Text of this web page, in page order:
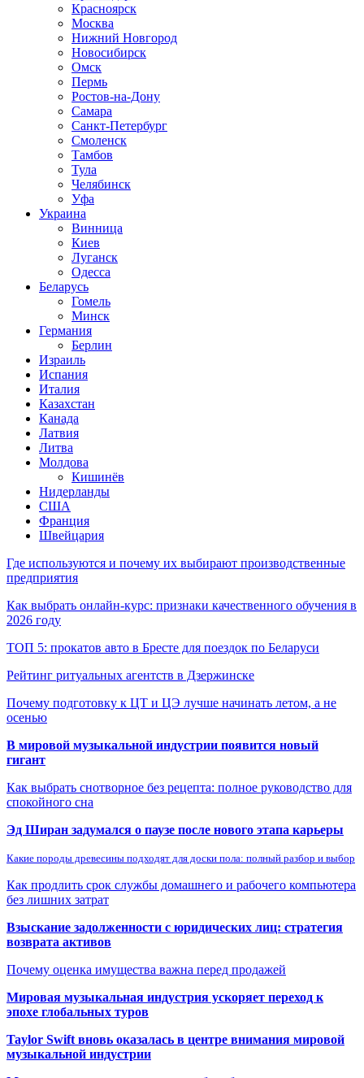
Красноярск
Москва
Нижний Новгород
Новосибирск
Омск
Пермь
Ростов-на-Дону
Самара
Санкт-Петербург
Смоленск
Тамбов
Тула
Челябинск
Уфа
Украина
Винница
Киев
Луганск
Одесса
Беларусь
Гомель
Минск
Германия
Берлин
Израиль
Испания
Италия
Казахстан
Канада
Латвия
Литва
Молдова
Кишинёв
Нидерланды
США
Франция
Швейцария
Где используются и почему их выбирают производственные
предприятия
Как выбрать онлайн-курс: признаки качественного обучения в
2026 году
ТОП 5: прокатов авто в Бресте для поездок по Беларуси
Рейтинг ритуальных агентств в Дзержинске
Почему подготовку к ЦТ и ЦЭ лучше начинать летом, а не
осенью
В мировой музыкальной индустрии появится новый
гигант
Как выбрать снотворное без рецепта: полное руководство для
спокойного сна
Эд Ширан задумался о паузе после нового этапа карьеры
Какие породы древесины подходят для доски пола: полный разбор и выбор
Как продлить срок службы домашнего и рабочего компьютера
без лишних затрат
Взыскание задолженности с юридических лиц: стратегия
возврата активов
Почему оценка имущества важна перед продажей
Мировая музыкальная индустрия ускоряет переход к
эпохе глобальных туров
Taylor Swift вновь оказалась в центре внимания мировой
музыкальной индустрии